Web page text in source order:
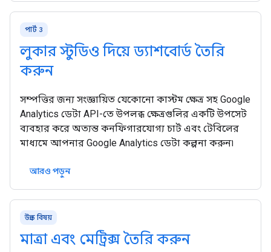
পার্ট 3
লুকার স্টুডিও দিয়ে ড্যাশবোর্ড তৈরি
করুন
সম্পত্তির জন্য সংজ্ঞায়িত যেকোনো কাস্টম ক্ষেত্র সহ Google
Analytics ডেটা API-তে উপলব্ধ ক্ষেত্রগুলির একটি উপসেট
ব্যবহার করে অত্যন্ত কনফিগারযোগ্য চার্ট এবং টেবিলের
মাধ্যমে আপনার Google Analytics ডেটা কল্পনা করুন৷
আরও পড়ুন
উন্নত বিষয়
মাত্রা এবং মেট্রিক্স তৈরি করুন